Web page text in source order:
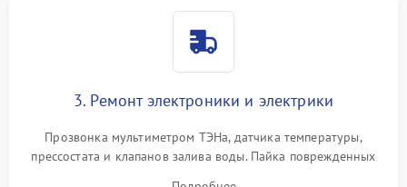
3. Ремонт электроники и электрики
Прозвонка мультиметром ТЭНа, датчика температуры,
прессостата и клапанов залива воды. Пайка поврежденных